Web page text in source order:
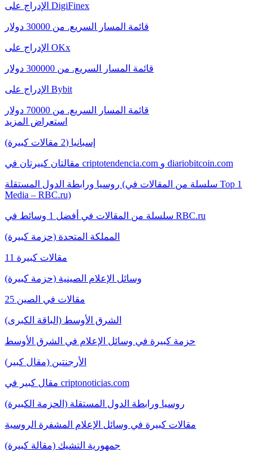
الإدراج على DigiFinex
قائمة المسار السريع. من 30000 دولار
الإدراج على OKx
قائمة المسار السريع. من 300000 دولار
الإدراج على Bybit
قائمة المسار السريع. من 70000 دولار
استعراض المزيد
إسبانيا (2 مقالات كبيرة)
مقالتان كبيرتان في criptotendencia.com و diariobitcoin.com
روسيا ورابطة الدول المستقلة (سلسلة من المقالات في Top 1
Media – RBC.ru)
سلسلة من المقالات في أفضل 1 وسائط في RBC.ru
المملكة المتحدة (حزمة كبيرة)
11 مقالات كبيرة
وسائل الإعلام الصينية (حزمة كبيرة)
25 مقالات في الصين
الشرق الأوسط (الباقة الكبرى)
حزمة كبيرة في وسائل الإعلام في الشرق الأوسط
الأرجنتين (مقال كبير)
مقال كبير في criptonoticias.com
روسيا ورابطة الدول المستقلة (الحزمة الكبيرة)
مقالات كبيرة في وسائل الإعلام المشفرة الروسية
جمهورية التشيك (مقالة كبيرة)